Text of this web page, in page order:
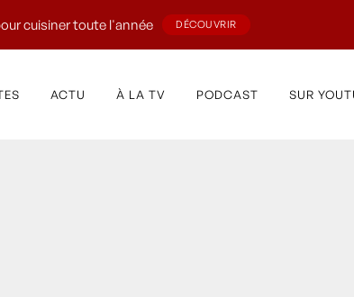
cuisiner toute l'année DÉCOUVRIR
ACTU À LA TV PODCAST SUR